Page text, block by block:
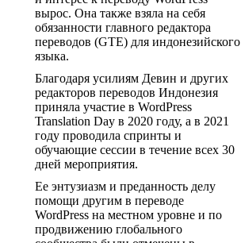
вырос. Она также взяла на себя
обязанности главного редактора
переводов (GTE) для индонезийского
языка.
Благодаря усилиям Девин и других
редакторов переводов Индонезия
приняла участие в WordPress
Translation Day в 2020 году, а в 2021
году проводила спринты и
обучающие сессии в течение всех 30
дней мероприятия.
Ее энтузиазм и преданность делу
помощи другим в переводе
WordPress на местном уровне и по
продвижению глобального